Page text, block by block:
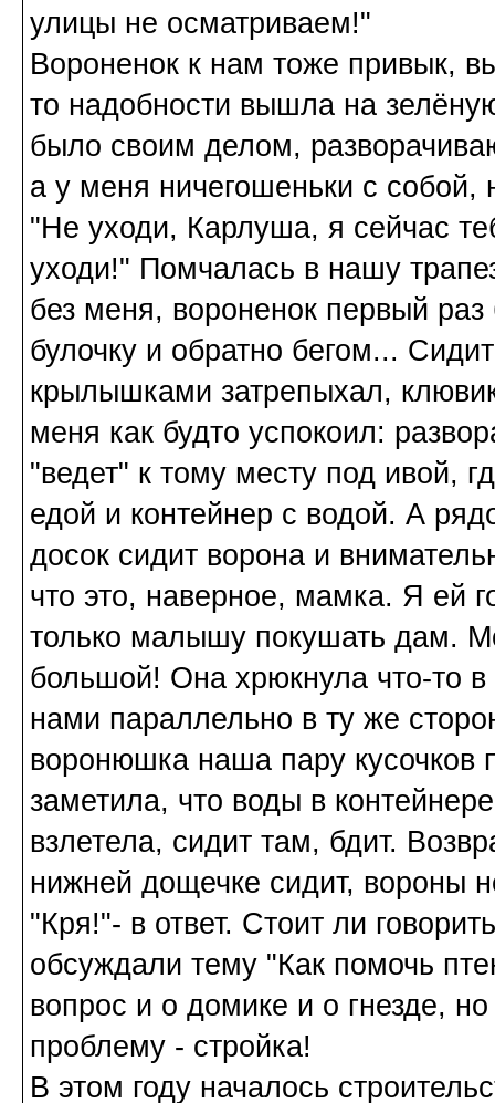
улицы не осматриваем!"
Вороненок к нам тоже привык,
то надобности вышла на
было своим делом,
а у меня ничегошеньки с собой,
"Не уходи, Карлуша, я сейчас
уходи!" Помчалась в нашу
без меня, вороненок первый
булочку и обратно бегом...
крылышками затрепыхал,
меня как будто успокоил:
"ведет" к тому месту под ивой,
едой и контейнер с водой. А
досок сидит ворона и
что это, наверное, мамка. Я ей
только малышу покушать дам.
большой! Она хрюкнула что-то
нами параллельно в ту же
воронюшка наша пару кусочков
заметила, что воды в
взлетела, сидит там, бдит.
нижней дощечке сидит, вороны
"Кря!"- в ответ. Стоит ли
обсуждали тему "Как помочь
вопрос и о домике и о гнезде,
проблему - стройка!
В этом году началось